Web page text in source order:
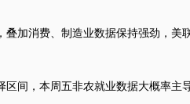
加消费、制造业数据保持强劲，美
区间，本周五非农就业数据大概率主